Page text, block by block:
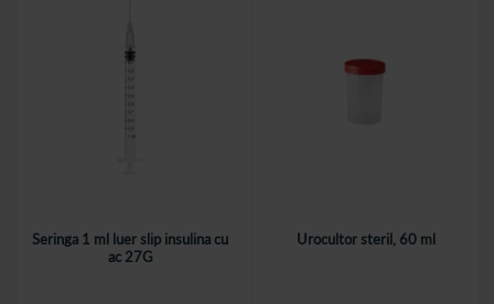
Seringa 1 ml luer slip insulina cu
ac 27G
Urocultor steril, 60 ml